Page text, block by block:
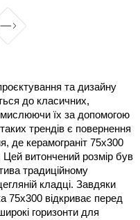
та дизайну
до класичних,
їх за допомогою
трендів є повернення
де керамограніт 75x300
Цей витончений розмір був
традиційному
кладці. Завдяки
75x300 відкриває перед
горизонти для